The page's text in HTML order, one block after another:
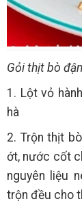
Gỏi thịt bò
1. Lột vỏ
hà
2. Trộn thịt
ớt, nước cốt
nguyên liệu
trộn đều cho